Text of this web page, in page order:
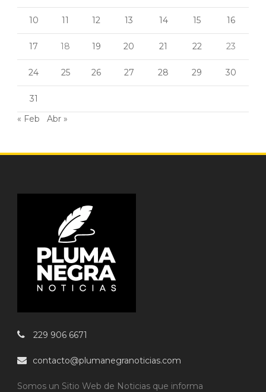
10 11 12 13 14 15 16
17 18 19 20 21 22 23
24 25 26 27 28 29 30
31
« Feb
Abr »
229 906 6671
contacto@plumanegranoticias.com
Somos un Sitio Web de Noticias que informa